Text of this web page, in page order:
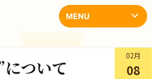
MENU
02月
08
について